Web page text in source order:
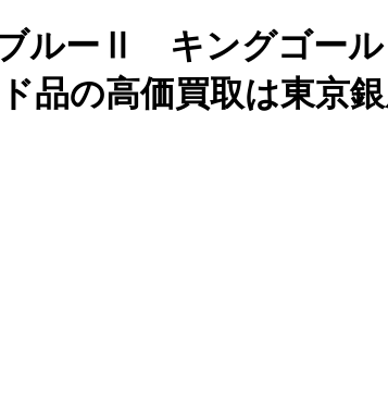
ーⅡ キングゴール
品の高価買取は東京